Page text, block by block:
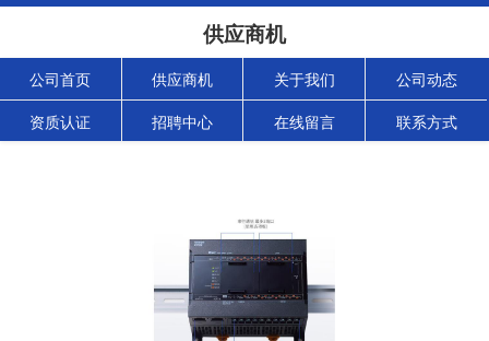
供应商机
公司首页 供应商机 关于我们 公司动态
资质认证 招聘中心 在线留言 联系方式